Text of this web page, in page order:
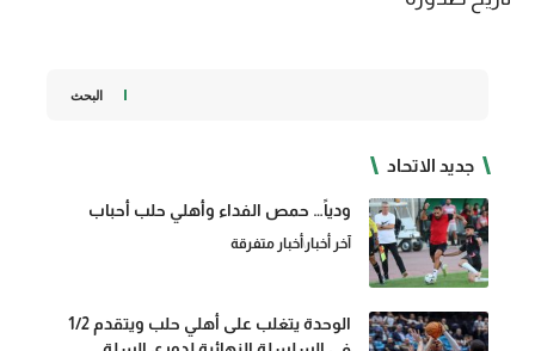
البحث
جديد الاتحاد
ودياً… حمص الفداء وأهلي حلب أحباب
آخر أخبارأخبار متفرقة
الوحدة يتغلب على أهلي حلب ويتقدم 1/2